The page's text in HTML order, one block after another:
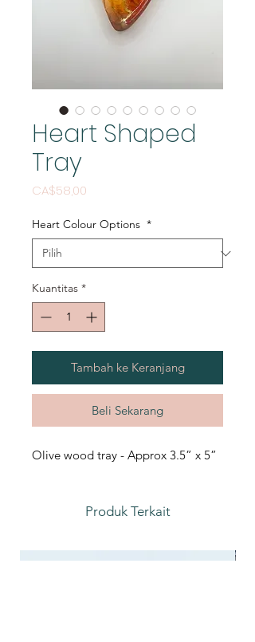
Heart Shaped
Tray
CA$58,00
Heart Colour Options *
Kuantitas *
Tambah ke Keranjang
Beli Sekarang
Olive wood tray - Approx 3.5” x 5”
Produk Terkait